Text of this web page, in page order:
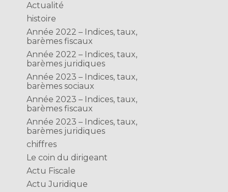
Actualité
histoire
Année 2022 – Indices, taux,
barèmes fiscaux
Année 2022 – Indices, taux,
barèmes juridiques
Année 2023 – Indices, taux,
barèmes sociaux
Année 2023 – Indices, taux,
barèmes fiscaux
Année 2023 – Indices, taux,
barèmes juridiques
chiffres
Le coin du dirigeant
Actu Fiscale
Actu Juridique